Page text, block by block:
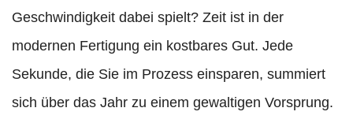
Geschwindigkeit dabei spielt? Zeit ist in der
modernen Fertigung ein kostbares Gut. Jede
Sekunde, die Sie im Prozess einsparen, summiert
sich über das Jahr zu einem gewaltigen Vorsprung.